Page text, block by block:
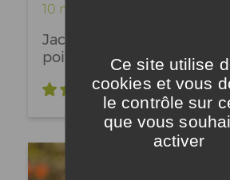
10 min
Jack be little farcies au
poitrine fumée
5 / 5
Ce site utilise
cookies et vous
le contrôle sur
que vous
activer